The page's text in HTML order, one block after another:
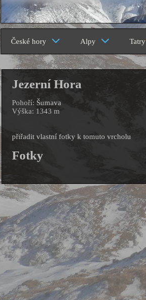
České hory Alpy Tatry
Jezerní Hora
Pohoří: Šumava
Výška: 1343 m
přiřadit vlastní fotky k tomuto vrcholu
Fotky